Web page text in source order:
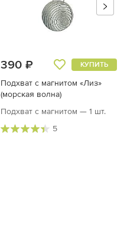
390 ₽ КУПИТЬ
Подхват с магнитом «Лиз»
(морская волна)
Подхват с магнитом — 1 шт.
5